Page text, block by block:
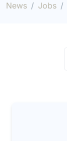
News Jobs